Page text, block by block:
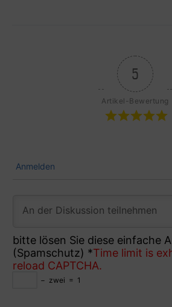
5
Artikel-Bewertung
Anmelden
bitte lösen Sie diese einfache
(Spamschutz) *Time limit is
reload CAPTCHA.
− zwei = 1